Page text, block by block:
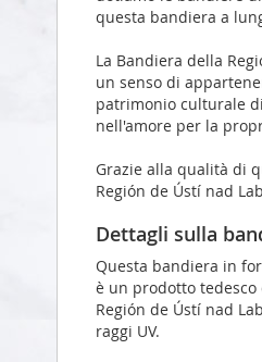
questa bandiera a
La Bandiera della
un senso di
patrimonio culturale
nell'amore per la
Grazie alla qualità di
Región de Ústí nad
Dettagli sulla
Questa bandiera in
è un prodotto
Región de Ústí nad
raggi UV.